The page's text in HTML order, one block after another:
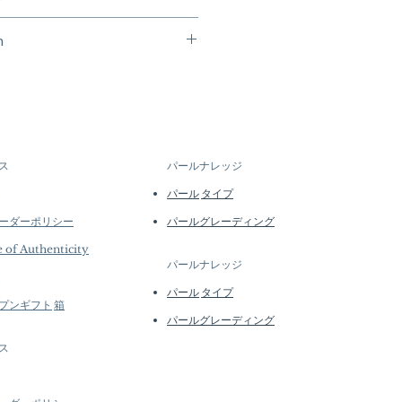
piece is a work of quiet
ct of SI Quality Natural
of 18k White Gold
ダーポリシー
of Authenticity
ンギフト 箱
パールナレッジ
パール タイプ
パールグレーディング
パールナレッジ
パール タイプ
パールグレーディング